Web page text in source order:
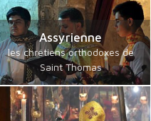
Assyrienne
les chrétiens orthodoxes de
Saint Thomas